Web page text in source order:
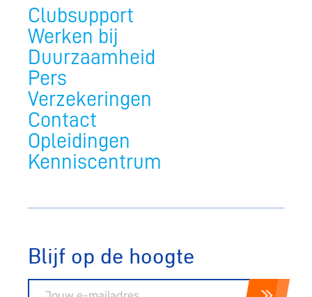
Clubsupport
Werken bij
Duurzaamheid
Pers
Verzekeringen
Contact
Opleidingen
Kenniscentrum
Blijf op de hoogte